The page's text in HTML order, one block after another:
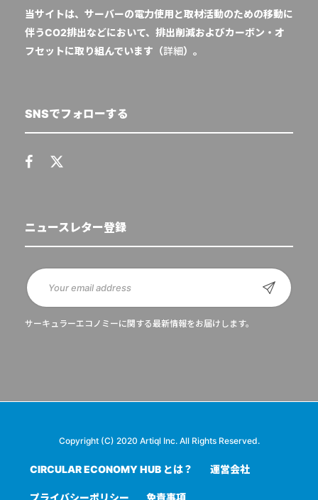
当サイトは、サーバーの電力使用と取材活動のための移動に
伴うCO2排出などにおいて、排出削減およびカーボン・オ
フセットに取り組んでいます（詳細）。
SNSでフォローする
ニュースレター登録
サーキュラーエコノミーに関する最新情報をお届けします。
Copyright (C) 2020 Artiql Inc. All Rights Reserved.
CIRCULAR ECONOMY HUB とは？ 運営会社